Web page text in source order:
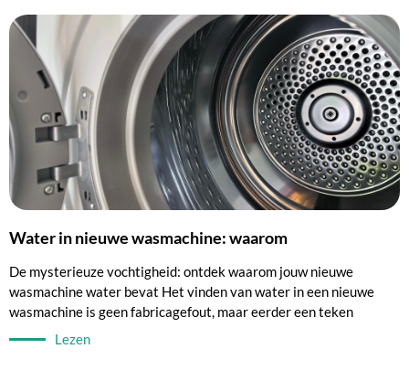
Water in nieuwe wasmachine: waarom
De mysterieuze vochtigheid: ontdek waarom jouw nieuwe
wasmachine water bevat Het vinden van water in een nieuwe
wasmachine is geen fabricagefout, maar eerder een teken
Lezen